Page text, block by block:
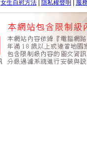
女生自慰方法| 隱私權聲明 服